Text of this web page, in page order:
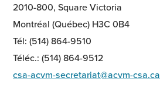
2010-800, Square Victoria
Montréal (Québec) H3C 0B4
Tél: (514) 864-9510
Téléc.: (514) 864-9512
csa-acvm-secretariat@acvm-csa.ca